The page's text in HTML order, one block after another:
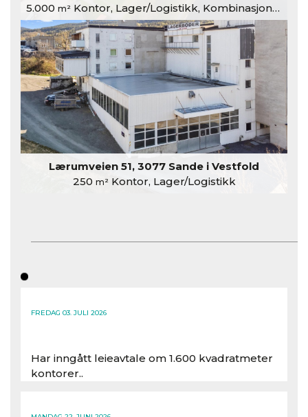
5.000 m²Kontor, Lager/Logistikk, Kombinasjonslokaler
Lærumveien 51, 3077 Sande i Vestfold
250 m²Kontor, Lager/Logistikk
FREDAG 03. JULI 2026
Har inngått leieavtale om 1.600 kvadratmeter
kontorer..